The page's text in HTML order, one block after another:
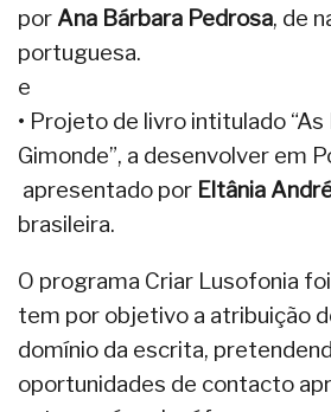
por Ana Bárbara Pedrosa, de
portuguesa.
e
• Projeto de livro intitulado
Gimonde”, a desenvolver em
apresentado por Eltânia
brasileira.
O programa Criar Lusofonia
tem por objetivo a atribuição
domínio da escrita,
oportunidades de contacto